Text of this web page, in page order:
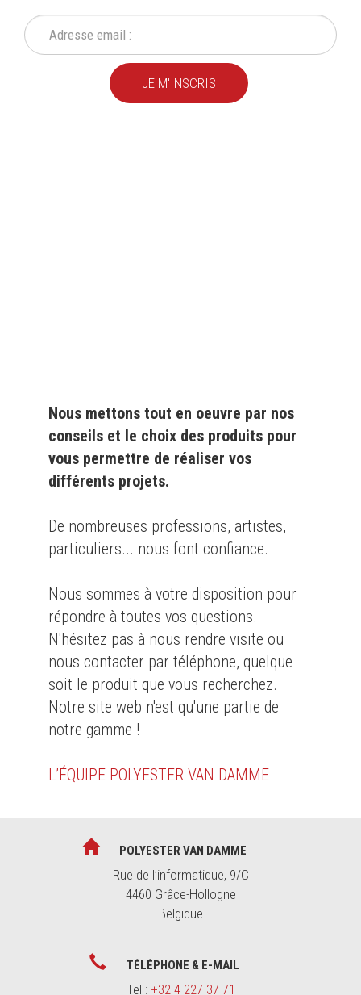
JE M'INSCRIS
Nous mettons tout en oeuvre par nos
conseils et le choix des produits pour
vous permettre de réaliser vos
différents projets.
De nombreuses professions, artistes,
particuliers... nous font confiance.
Nous sommes à votre disposition pour
répondre à toutes vos questions.
N'hésitez pas à nous rendre visite ou
nous contacter par téléphone, quelque
soit le produit que vous recherchez.
Notre site web n'est qu'une partie de
notre gamme !
L’ÉQUIPE POLYESTER VAN DAMME
POLYESTER VAN DAMME
Rue de l’informatique, 9/C
4460 Grâce-Hollogne
Belgique
TÉLÉPHONE & E-MAIL
Tel : +32 4 227 37 71